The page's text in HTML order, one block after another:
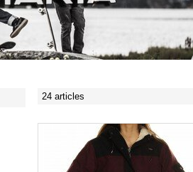
24 articles